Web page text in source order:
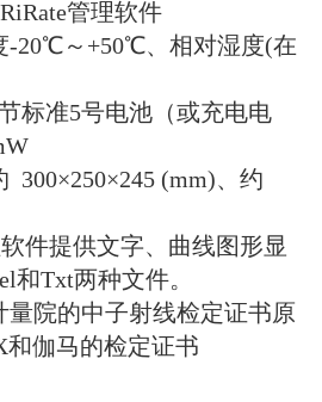
中子射线； X、γ射
口He-3正比计数器
围：
h ~100mSv/h
～10Sv
围：
100mSv/h（可选